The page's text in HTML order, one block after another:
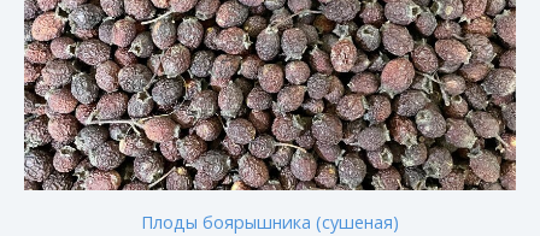
Плоды боярышника (сушеная)